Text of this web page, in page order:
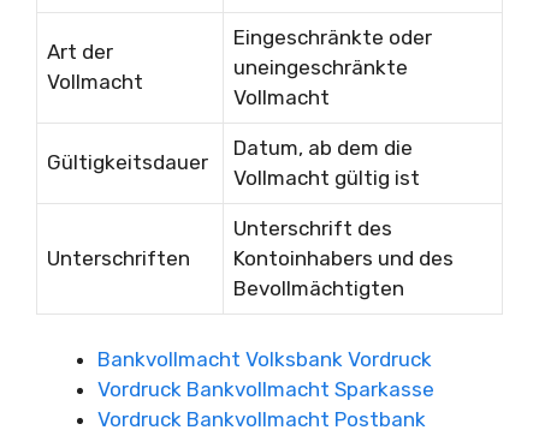
Art der
Vollmacht
Eingeschränkte oder
uneingeschränkte
Vollmacht
Gültigkeitsdauer
Datum, ab dem die
Vollmacht gültig ist
Unterschriften
Unterschrift des
Kontoinhabers und des
Bevollmächtigten
Bankvollmacht Volksbank Vordruck
Vordruck Bankvollmacht Sparkasse
Vordruck Bankvollmacht Postbank